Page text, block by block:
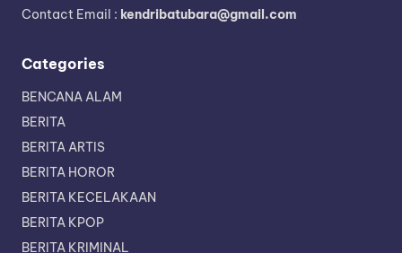
Contact Email : kendribatubara@gmail.com
Categories
BENCANA ALAM
BERITA
BERITA ARTIS
BERITA HOROR
BERITA KECELAKAAN
BERITA KPOP
BERITA KRIMINAL